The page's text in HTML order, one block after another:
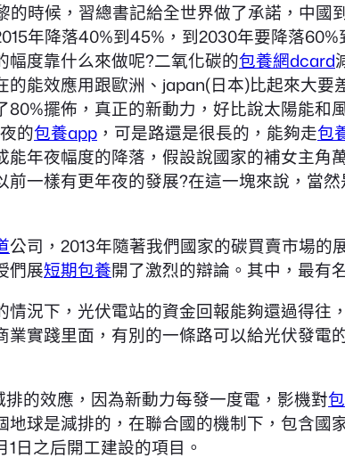
時候，習總書記給全世界做了承諾，中國
年降落40%到45%，到2030年要降落
度靠什么來做呢?二氧化碳的包養網dcard
能效應用跟歐洲、japan(日本)比起來大要
擺佈，真正的新動力，好比說太陽能和
的包養app ，可是路還是很長的，能夠走包
年夜幅度的降落，假設說國家的補女主角
一樣有更年夜的發展?在這一塊來說，當
公司，2013年隨著我們國家的碳買賣市場的
們展短期包養開了激烈的辯論。其中，最有
況下，光伏電站的資金回報能夠還過得往
實踐里面，有別的一條路可以給光伏發電
的效應，因為新動力每發一度電，影機對
球是減排的，在聯合國的機制下，包含國
1日之后開工建設的項目。